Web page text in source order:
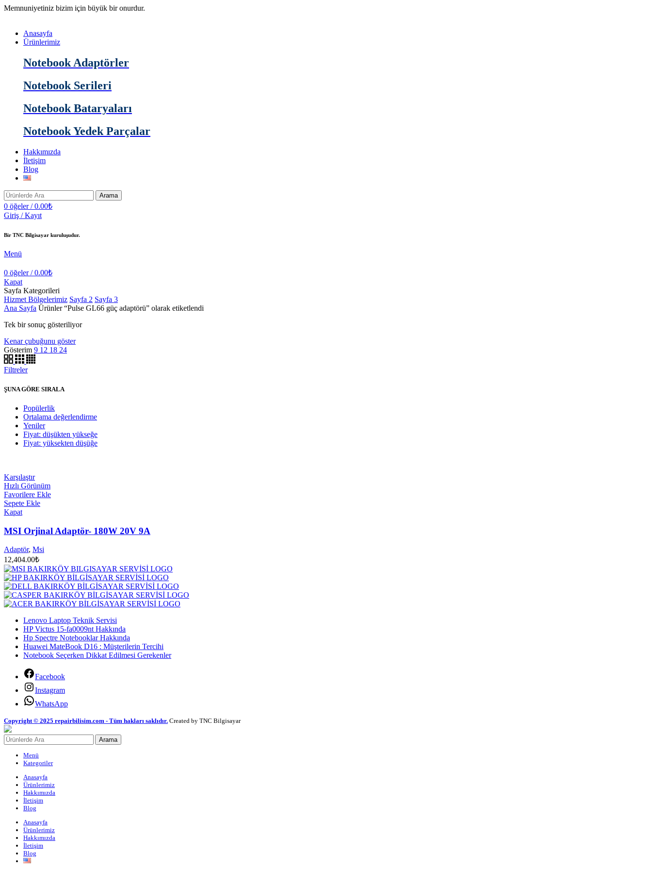
Memnuniyetiniz bizim için büyük bir onurdur.
Anasayfa
Ürünlerimiz
Notebook Adaptörler
Notebook Serileri
Notebook Bataryaları
Notebook Yedek Parçalar
Hakkımızda
İletişim
Blog
Arama
0 öğeler / 0.00₺
Giriş / Kayıt
Bir TNC Bilgisayar kuruluşudur.
Menü
0 öğeler / 0.00₺
Kapat
Sayfa Kategorileri
Hizmet Bölgelerimiz Sayfa 2 Sayfa 3
Ana Sayfa Ürünler “Pulse GL66 güç adaptörü” olarak etiketlendi
Tek bir sonuç gösteriliyor
Kenar çubuğunu göster
Gösterim 9 12 18 24
Filtreler
ŞUNA GÖRE SIRALA
Popülerlik
Ortalama değerlendirme
Yeniler
Fiyat: düşükten yükseğe
Fiyat: yüksekten düşüğe
Karşılaştır
Hızlı Görünüm
Favorilere Ekle
Sepete Ekle
Kapat
MSI Orjinal Adaptör- 180W 20V 9A
Adaptör, Msi
12,404.00₺
Lenovo Laptop Teknik Servisi
HP Victus 15-fa0009nt Hakkında
Hp Spectre Notebooklar Hakkında
Huawei MateBook D16 : Müşterilerin Tercihi
Notebook Seçerken Dikkat Edilmesi Gerekenler
Facebook
Instagram
WhatsApp
Copyright © 2025 repairbilisim.com - Tüm hakları saklıdır. Created by TNC Bilgisayar
Arama
Menü
Kategoriler
Anasayfa
Ürünlerimiz
Hakkımızda
İletişim
Blog
Anasayfa
Ürünlerimiz
Hakkımızda
İletişim
Blog